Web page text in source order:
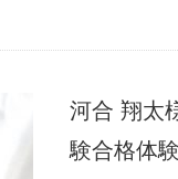
河合 翔太
験合格体